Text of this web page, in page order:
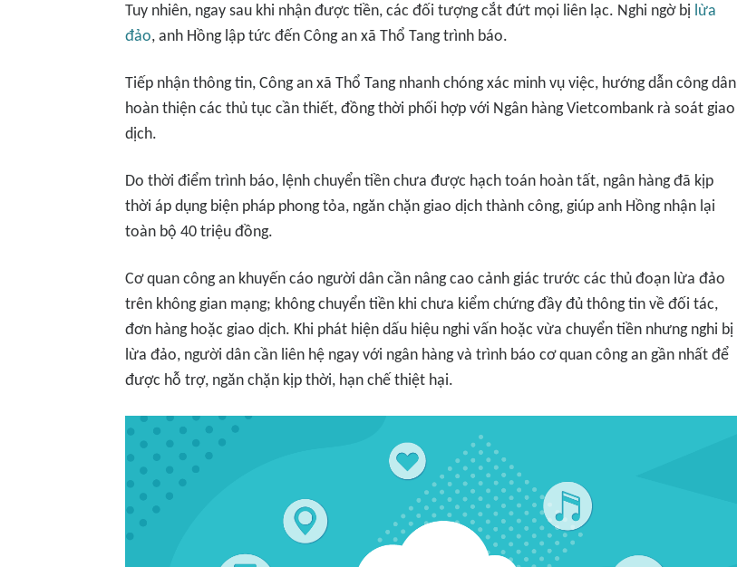
Tuy nhiên, ngay sau khi nhận được tiền, các đối tượng cắt đứt mọi liên lạc. Nghi ngờ bị lừa
đảo, anh Hồng lập tức đến Công an xã Thổ Tang trình báo.
Tiếp nhận thông tin, Công an xã Thổ Tang nhanh chóng xác minh vụ việc, hướng dẫn công dân
hoàn thiện các thủ tục cần thiết, đồng thời phối hợp với Ngân hàng Vietcombank rà soát giao
dịch.
Do thời điểm trình báo, lệnh chuyển tiền chưa được hạch toán hoàn tất, ngân hàng đã kịp
thời áp dụng biện pháp phong tỏa, ngăn chặn giao dịch thành công, giúp anh Hồng nhận lại
toàn bộ 40 triệu đồng.
Cơ quan công an khuyến cáo người dân cần nâng cao cảnh giác trước các thủ đoạn lừa đảo
trên không gian mạng; không chuyển tiền khi chưa kiểm chứng đầy đủ thông tin về đối tác,
đơn hàng hoặc giao dịch. Khi phát hiện dấu hiệu nghi vấn hoặc vừa chuyển tiền nhưng nghi bị
lừa đảo, người dân cần liên hệ ngay với ngân hàng và trình báo cơ quan công an gần nhất để
được hỗ trợ, ngăn chặn kịp thời, hạn chế thiệt hại.